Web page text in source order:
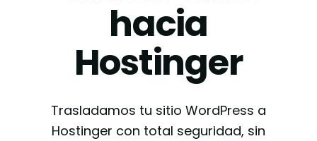
hacia
Hostinger
Trasladamos tu sitio WordPress a
Hostinger con total seguridad, sin